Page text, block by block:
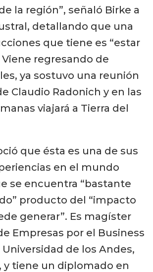
la región”, señaló Birke a
detallando que una
que tiene es “estar
regresando de
ya sostuvo una reunión
Claudio Radonich y en las
viajará a Tierra del
que ésta es una de sus
en el mundo
se encuentra “bastante
producto del “impacto
generar”. Es magíster
Empresas por el Business
Universidad de los Andes,
y tiene un diplomado en